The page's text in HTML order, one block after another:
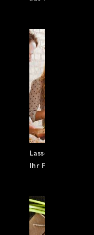
Lassen Sie sich
Ihr Firmen-Event